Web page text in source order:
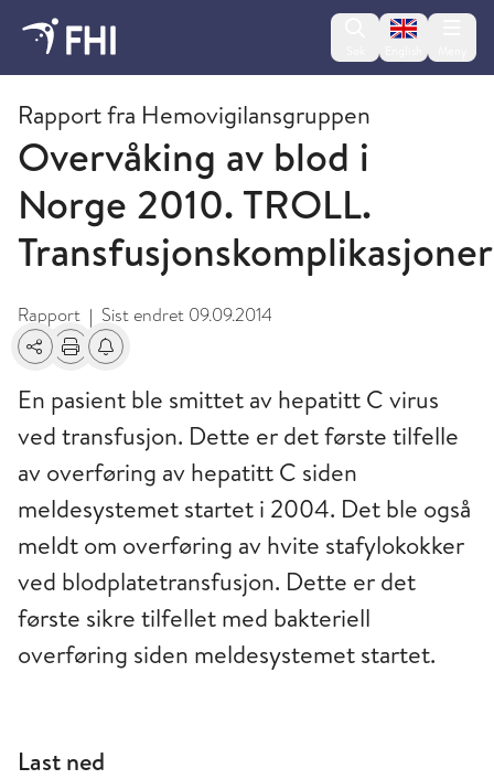
Change
2011 - publikasjoner fra FHI
Rapport fra Hemovigilansgruppen
Overvåking av blod i
Norge 2010. TROLL.
Transfusjonskomplikasjoner
Rapport | Sist endret 09.09.2014
Del Skriv utFå varsel om endringer
En pasient ble smittet av hepatitt C virus
ved transfusjon. Dette er det første tilfelle
av overføring av hepatitt C siden
meldesystemet startet i 2004. Det ble også
meldt om overføring av hvite stafylokokker
ved blodplatetransfusjon. Dette er det
første sikre tilfellet med bakteriell
overføring siden meldesystemet startet.
Last ned